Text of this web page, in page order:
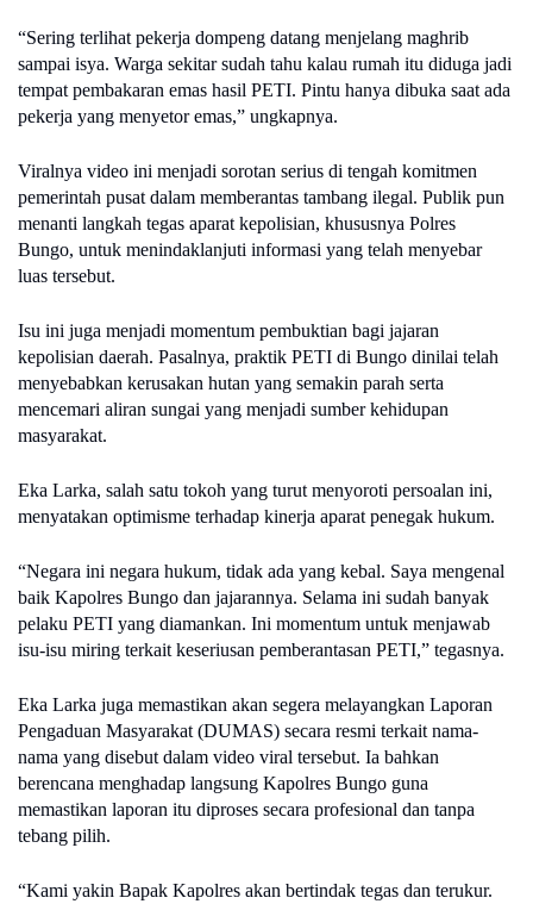
“Sering terlihat pekerja dompeng datang menjelang maghrib
sampai isya. Warga sekitar sudah tahu kalau rumah itu diduga jadi
tempat pembakaran emas hasil PETI. Pintu hanya dibuka saat ada
pekerja yang menyetor emas,” ungkapnya.
Viralnya video ini menjadi sorotan serius di tengah komitmen
pemerintah pusat dalam memberantas tambang ilegal. Publik pun
menanti langkah tegas aparat kepolisian, khususnya Polres
Bungo, untuk menindaklanjuti informasi yang telah menyebar
luas tersebut.
Isu ini juga menjadi momentum pembuktian bagi jajaran
kepolisian daerah. Pasalnya, praktik PETI di Bungo dinilai telah
menyebabkan kerusakan hutan yang semakin parah serta
mencemari aliran sungai yang menjadi sumber kehidupan
masyarakat.
Eka Larka, salah satu tokoh yang turut menyoroti persoalan ini,
menyatakan optimisme terhadap kinerja aparat penegak hukum.
“Negara ini negara hukum, tidak ada yang kebal. Saya mengenal
baik Kapolres Bungo dan jajarannya. Selama ini sudah banyak
pelaku PETI yang diamankan. Ini momentum untuk menjawab
isu-isu miring terkait keseriusan pemberantasan PETI,” tegasnya.
Eka Larka juga memastikan akan segera melayangkan Laporan
Pengaduan Masyarakat (DUMAS) secara resmi terkait nama-
nama yang disebut dalam video viral tersebut. Ia bahkan
berencana menghadap langsung Kapolres Bungo guna
memastikan laporan itu diproses secara profesional dan tanpa
tebang pilih.
“Kami yakin Bapak Kapolres akan bertindak tegas dan terukur.